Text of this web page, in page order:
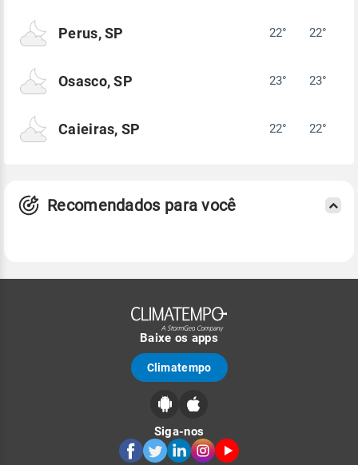
Perus, SP 22° 22°
Osasco, SP 23° 23°
Caieiras, SP 22° 22°
Recomendados para você
Baixe os apps
Climatempo
Siga-nos